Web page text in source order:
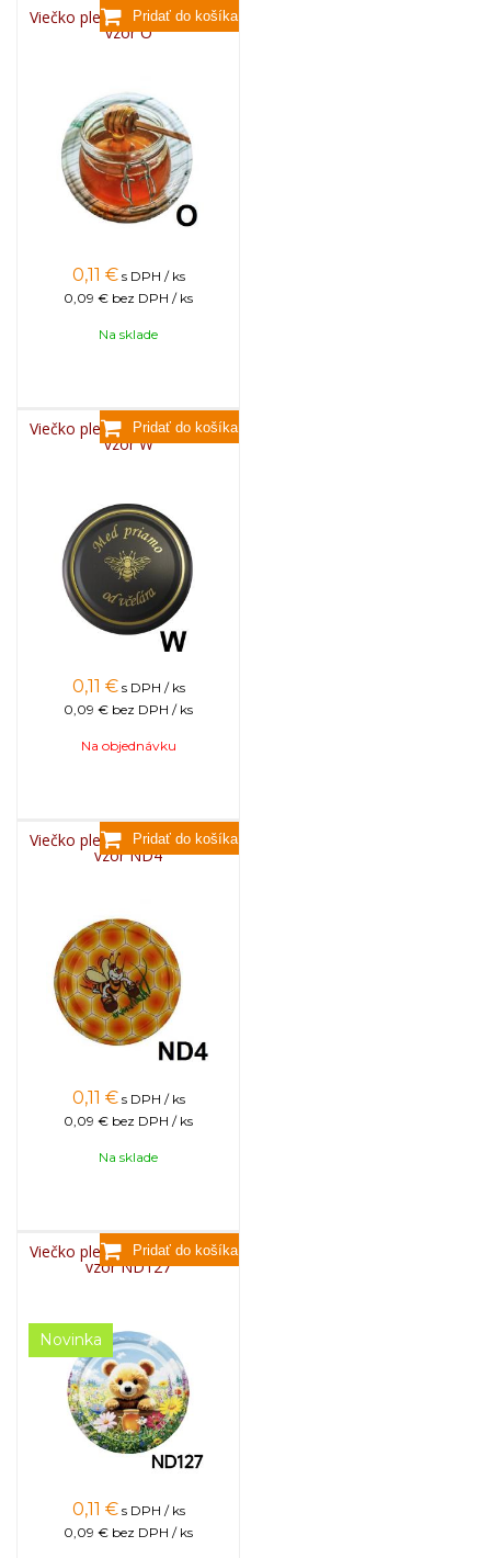
Viečko plechové TWIST 82 -
vzor O
0,11 € s DPH / ks
0,09 € bez DPH / ks
Na sklade
Viečko plechové TWIST 82 -
vzor W
0,11 € s DPH / ks
0,09 € bez DPH / ks
Na objednávku
Viečko plechové TWIST 82 -
vzor ND4
0,11 € s DPH / ks
0,09 € bez DPH / ks
Na sklade
Viečko plechové TWIST 82 -
vzor ND127
Novinka
0,11 € s DPH / ks
0,09 € bez DPH / ks